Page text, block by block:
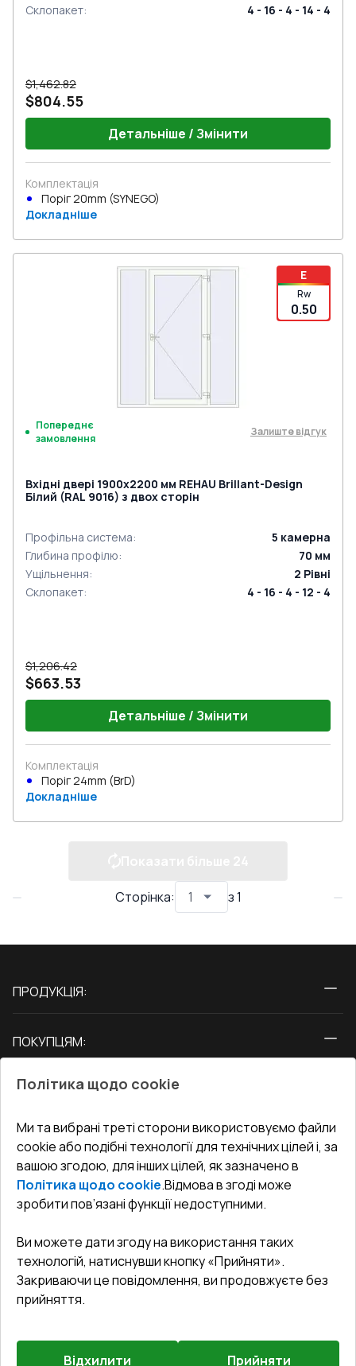
Склопакет: 4 - 16 - 4 - 14 - 4
$1,462.82
$804.55
Детальніше / Змінити
Комплектація
Поріг 20mm (SYNEGO)
Докладніше
E
Rw
0.50
Попереднє
замовлення
Залиште відгук
Вхідні двері 1900x2200 мм REHAU Brillant-Design
Білий (RAL 9016) з двох сторін
Профільна система: 5 камерна
Глибина профілю: 70 мм
Ущільнення: 2 Рівні
Склопакет: 4 - 16 - 4 - 12 - 4
$1,206.42
$663.53
Детальніше / Змінити
Комплектація
Поріг 24mm (BrD)
Докладніше
Сторінка: з1
ПРОДУКЦІЯ:
Двері
ПОКУПЦЯМ:
Блог
Адреса гіпермаркета
Як правильно заміряти вікна
СЕРВІС ТА ОБЛУГОВУВАННЯ:
Доставка і Оплата
Гарантія та Сервіс
Повернення товару
Договір публічної оферти
КОНТАКТИ
Офіс:Україна, м. Вінниця, вул. Келецька 60 кв. 61
undefined(undefined)
Політика щодо cookie
Ми та вибрані треті сторони використовуємо файли
cookie або подібні технології для технічних цілей і, за
вашою згодою, для інших цілей, як зазначено в
Політика щодо cookie.Відмова в згоді може
зробити пов’язані функції недоступними.
Ви можете дати згоду на використання таких
технологій, натиснувши кнопку «Прийняти».
Закриваючи це повідомлення, ви продовжуєте без
прийняття.
Відхилити Прийняти